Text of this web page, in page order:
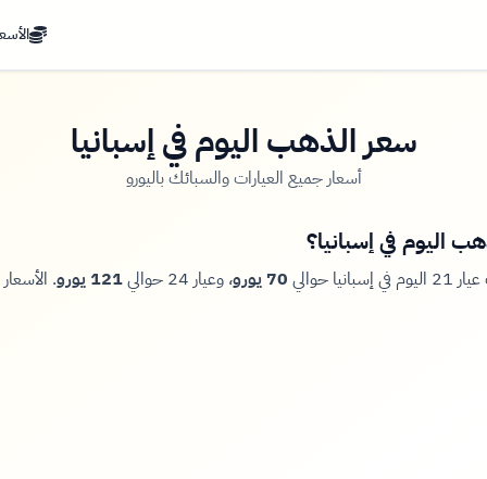
سعر الذهب اليوم في إسبانيا
أسعار جميع العيارات والسبائك باليورو
اليوم في إسبانيا؟
حوالي 70 يورو ، وعيار 24 حوالي 121 يورو .